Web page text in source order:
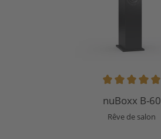
Note moyenne de 5 sur 5 étoiles
nuBoxx B-60
Rêve de salon